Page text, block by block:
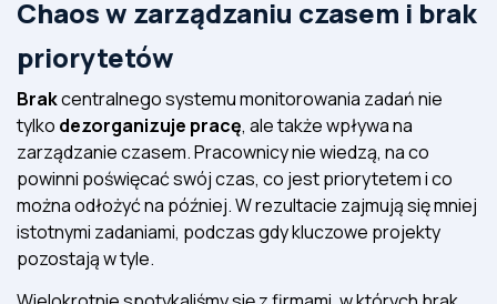
Chaos w zarządzaniu czasem i brak
priorytetów
Brakcentralnego systemu monitorowania zadań nie
tylko dezorganizuje pracę, ale także wpływa na
zarządzanie czasem. Pracownicy nie wiedzą, na co
powinni poświęcać swój czas, co jest priorytetem i co
można odłożyć na później. W rezultacie zajmują się mniej
istotnymi zadaniami, podczas gdy kluczowe projekty
pozostają w tyle.